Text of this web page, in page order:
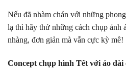
Nếu đã nhàm chán với những
lạ thì hãy thử những cách chụp ảnh
nhàng, đơn giản mà vẫn cực kỳ mê!
Concept chụp hình Tết với áo dài